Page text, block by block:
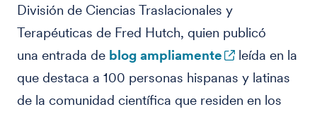
División de Ciencias Traslacionales y
Terapéuticas de Fred Hutch, quien publicó
una entrada de blog ampliamente
leída en la
que destaca a 100 personas hispanas y latinas
de la comunidad científica que residen en los